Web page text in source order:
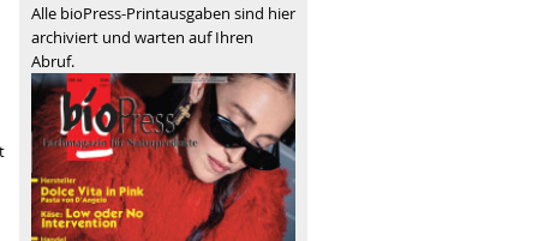
Alle bioPress-Printausgaben sind hier
archiviert und warten auf Ihren
Abruf.